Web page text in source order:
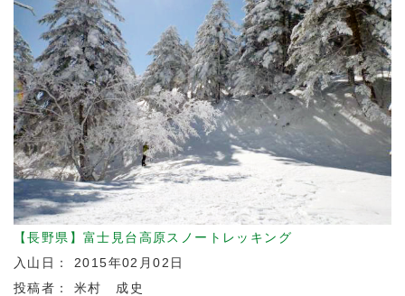
【長野県】富士見台高原スノートレッキング
入山日： 2015年02月02日
投稿者： 米村 成史